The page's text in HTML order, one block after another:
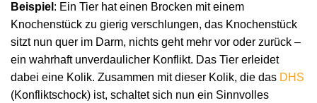
Beispiel : Ein Tier hat einen Brocken mit einem
Knochenstück zu gierig verschlungen, das Knochenstück
sitzt nun quer im Darm, nichts geht mehr vor oder zurück –
ein wahrhaft unverdaulicher Konflikt. Das Tier erleidet
dabei eine Kolik. Zusammen mit dieser Kolik, die das DHS
(Konfliktschock) ist, schaltet sich nun ein Sinnvolles